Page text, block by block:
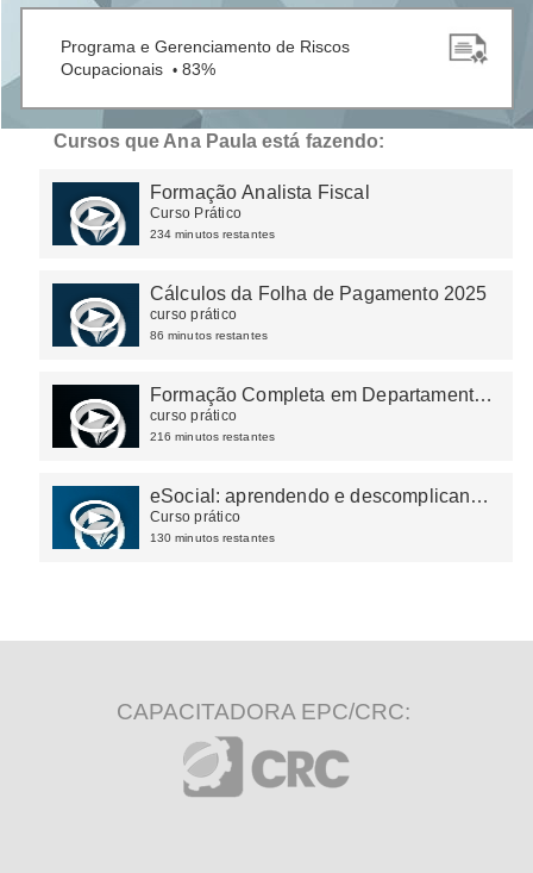
Programa e Gerenciamento de Riscos
Ocupacionais • 83%
Cursos que Ana Paula está fazendo:
Formação Analista Fiscal
Curso Prático
234 minutos restantes
Cálculos da Folha de Pagamento 2025
curso prático
86 minutos restantes
Formação Completa em Departamento
Pessoal
curso prático
216 minutos restantes
eSocial: aprendendo e descomplicando
na prática
Curso prático
130 minutos restantes
CAPACITADORA EPC/CRC: